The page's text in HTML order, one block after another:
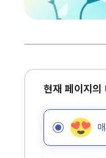
현
지
현재 페이지의